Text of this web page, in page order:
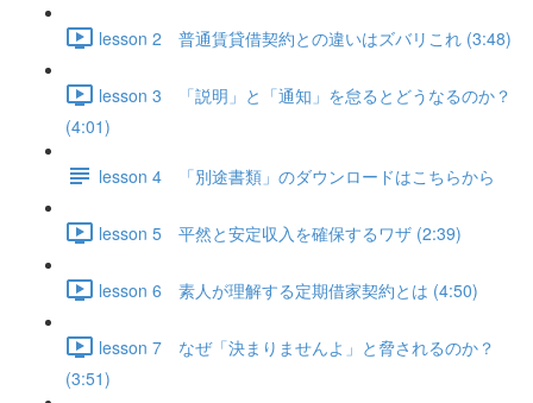
lesson 2 普通賃貸借契約との違いはズバリこれ (3:48)
lesson 3 「説明」と「通知」を怠るとどうなるのか？
(4:01)
lesson 4 「別途書類」のダウンロードはこちらから
lesson 5 平然と安定収入を確保するワザ (2:39)
lesson 6 素人が理解する定期借家契約とは (4:50)
lesson 7 なぜ「決まりませんよ」と脅されるのか？
(3:51)